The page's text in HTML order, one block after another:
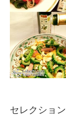
セレクショ